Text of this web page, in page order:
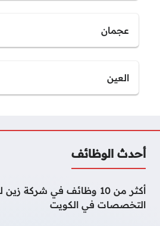
عجمان
العين
أحدث الوظائف
أكثر من 10 وظائف في شركة
التخصصات في الكويت